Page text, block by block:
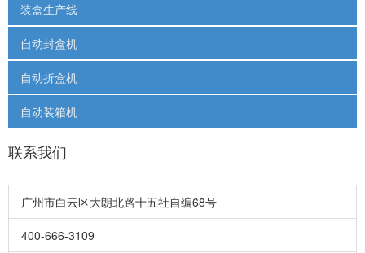
装盒生产线
自动封盒机
自动折盒机
自动装箱机
联系我们
广州市白云区大朗北路十五社自编68号
400-666-3109